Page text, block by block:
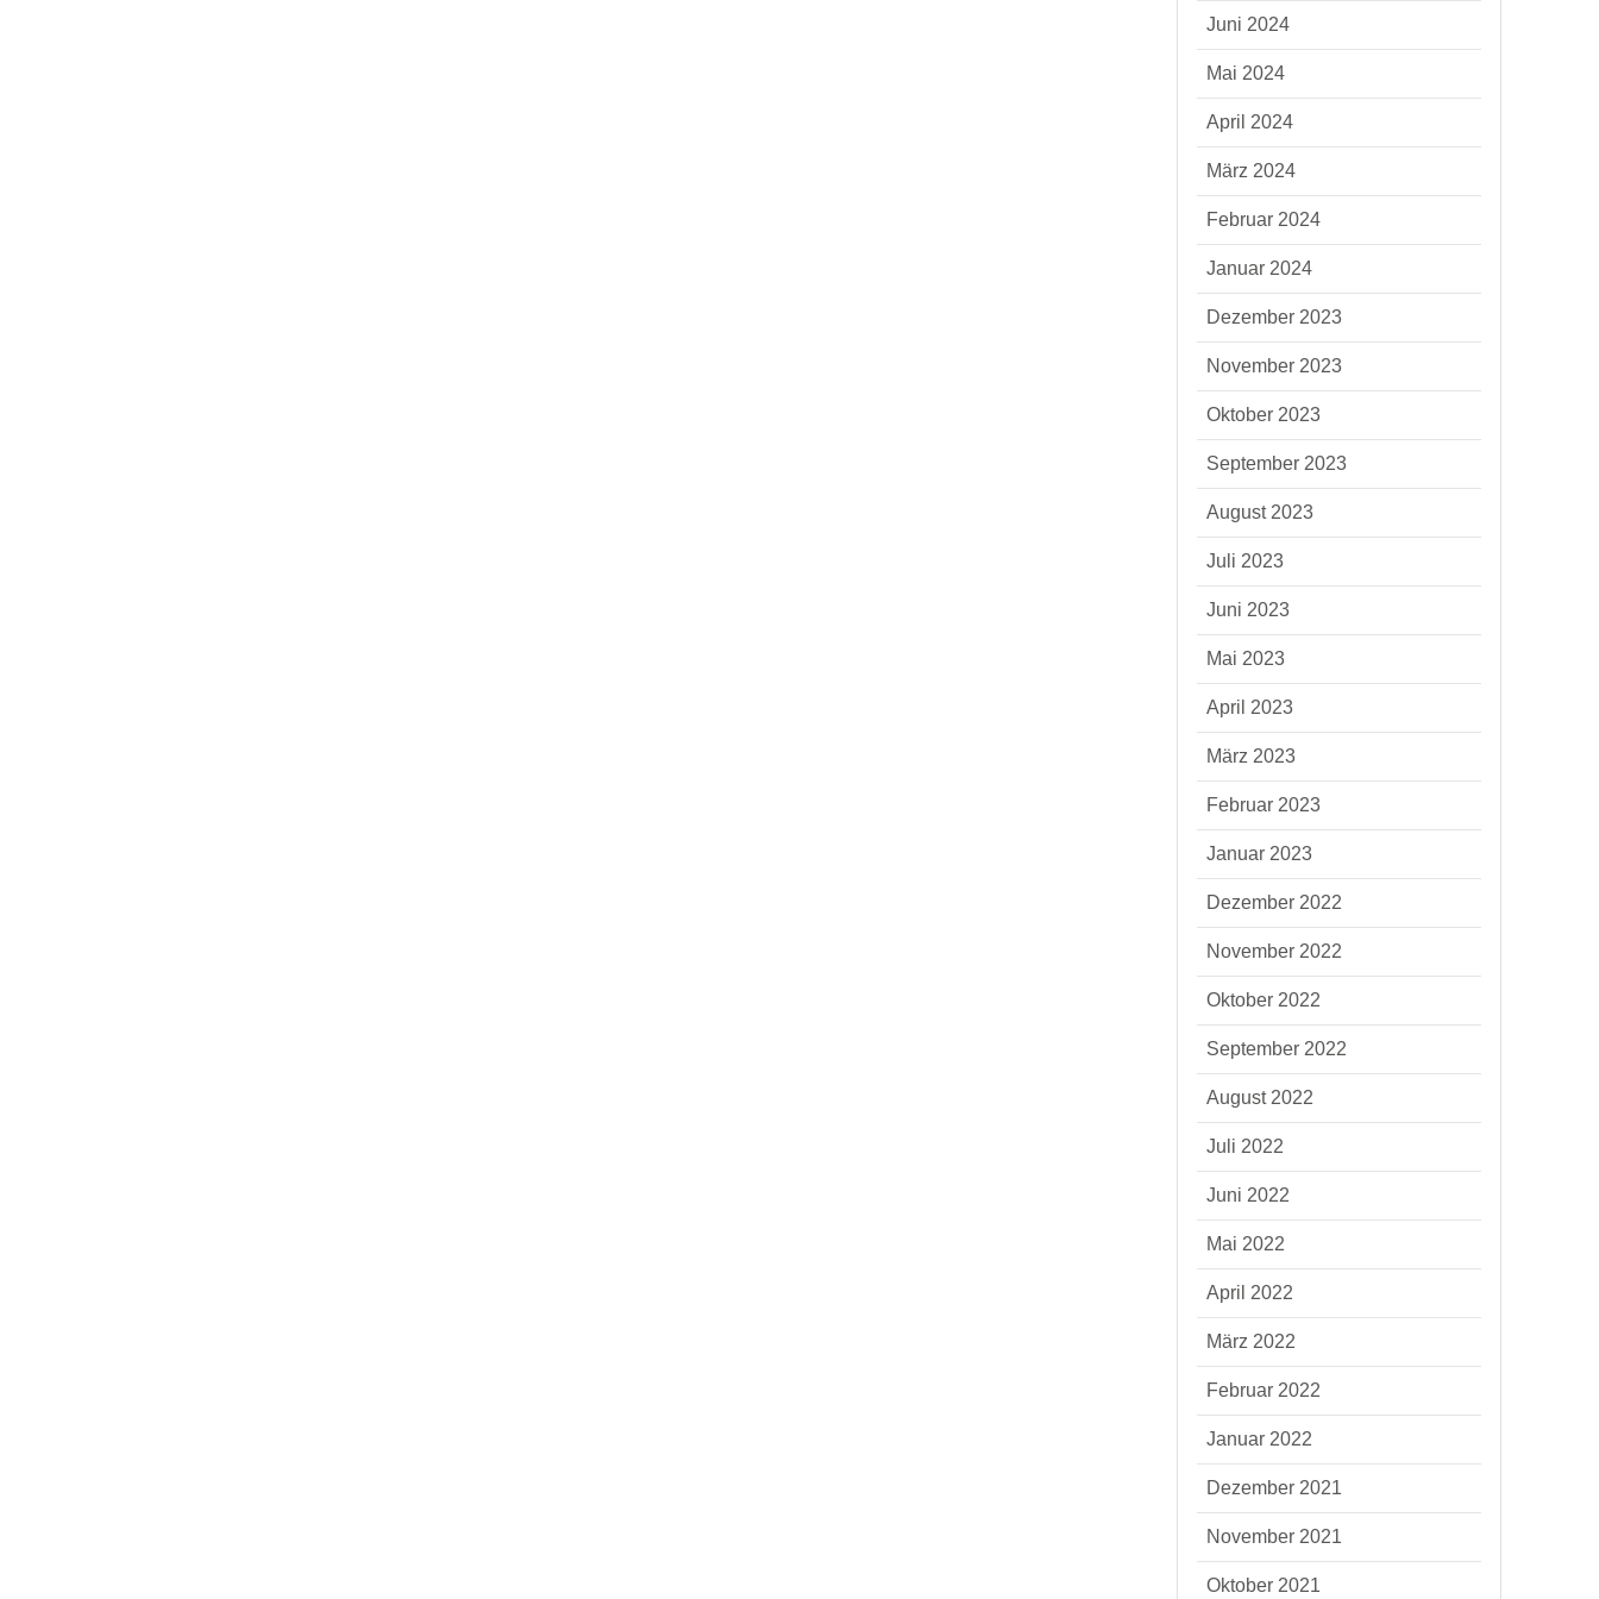
Juni 2024
Mai 2024
April 2024
März 2024
Februar 2024
Januar 2024
Dezember 2023
November 2023
Oktober 2023
September 2023
August 2023
Juli 2023
Juni 2023
Mai 2023
April 2023
März 2023
Februar 2023
Januar 2023
Dezember 2022
November 2022
Oktober 2022
September 2022
August 2022
Juli 2022
Juni 2022
Mai 2022
April 2022
März 2022
Februar 2022
Januar 2022
Dezember 2021
November 2021
Oktober 2021